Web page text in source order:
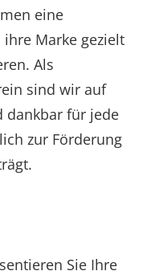
eine
Marke gezielt
Als
sind wir auf
dankbar für jede
zur Förderung
Sie Ihre